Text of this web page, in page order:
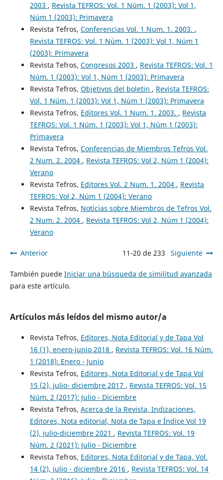
2003 , Revista TEFROS: Vol. 1 Núm. 1 (2003): Vol 1,
Núm 1 (2003): Primavera
Revista Tefros, Conferencias Vol. 1 Num. 1. 2003. ,
Revista TEFROS: Vol. 1 Núm. 1 (2003): Vol 1, Núm 1
(2003): Primavera
Revista Tefros, Congresos 2003 , Revista TEFROS: Vol. 1
Núm. 1 (2003): Vol 1, Núm 1 (2003): Primavera
Revista Tefros, Objetivos del boletin , Revista TEFROS:
Vol. 1 Núm. 1 (2003): Vol 1, Núm 1 (2003): Primavera
Revista Tefros, Editores Vol. 1 Num. 1. 2003. , Revista
TEFROS: Vol. 1 Núm. 1 (2003): Vol 1, Núm 1 (2003):
Primavera
Revista Tefros, Conferencias de Miembros Tefros Vol.
2 Num. 2. 2004 , Revista TEFROS: Vol 2, Núm 1 (2004):
Verano
Revista Tefros, Editores Vol. 2 Num. 1. 2004 , Revista
TEFROS: Vol 2, Núm 1 (2004): Verano
Revista Tefros, Noticias sobre Miembros de Tefros Vol.
2 Num. 2. 2004 , Revista TEFROS: Vol 2, Núm 1 (2004):
Verano
Anterior 11-20 de 233 Siguiente
También puede Iniciar una búsqueda de similitud avanzada
para este artículo.
Artículos más leídos del mismo autor/a
Revista Tefros, Editores, Nota Editorial y de Tapa Vol
16 (1), enero-junio 2018 , Revista TEFROS: Vol. 16 Núm.
1 (2018): Enero - Junio
Revista Tefros, Editores, Nota Editorial y de Tapa Vol
15 (2), julio- diciembre 2017 , Revista TEFROS: Vol. 15
Núm. 2 (2017): Julio - Diciembre
Revista Tefros, Acerca de la Revista, Indizaciones,
Editores, Nota editorial, Nota de Tapa e Índice Vol 19
(2), julio-diciembre 2021 , Revista TEFROS: Vol. 19
Núm. 2 (2021): Julio - Diciembre
Revista Tefros, Editores, Nota Editorial y de Tapa, Vol.
14 (2), julio - diciembre 2016 , Revista TEFROS: Vol. 14